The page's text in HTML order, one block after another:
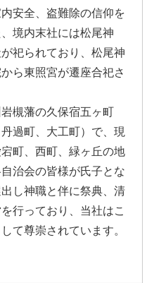
安全、盗難除の信仰を
境内末社には松尾神
祀られており、松尾神
ら東照宮が遷座合祀さ
槻藩の久保宿五ヶ町
過町、大工町）で、現
町、西町、緑ヶ丘の地
治会の皆様が氏子とな
し神職と伴に祭典、清
行っており、当社はこ
て尊崇されています。